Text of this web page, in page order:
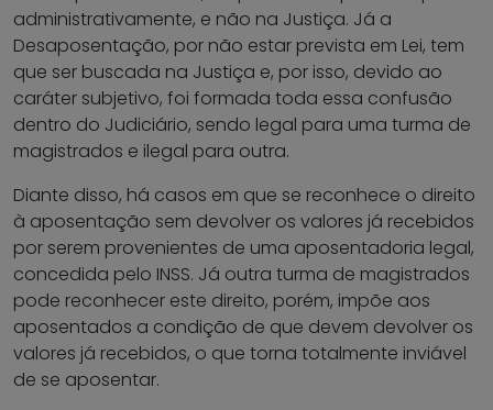
administrativamente, e não na Justiça. Já a
Desaposentação, por não estar prevista em Lei, tem
que ser buscada na Justiça e, por isso, devido ao
caráter subjetivo, foi formada toda essa confusão
dentro do Judiciário, sendo legal para uma turma de
magistrados e ilegal para outra.
Diante disso, há casos em que se reconhece o direito
à aposentação sem devolver os valores já recebidos
por serem provenientes de uma aposentadoria legal,
concedida pelo INSS. Já outra turma de magistrados
pode reconhecer este direito, porém, impõe aos
aposentados a condição de que devem devolver os
valores já recebidos, o que torna totalmente inviável
de se aposentar.